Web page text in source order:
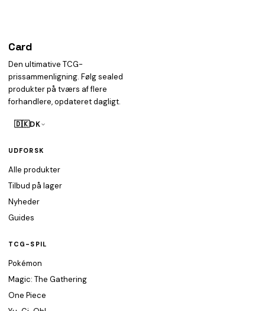
Card
Den ultimative TCG-
prissammenligning. Følg sealed
produkter på tværs af flere
forhandlere, opdateret dagligt.
🇩🇰DK
UDFORSK
Alle produkter
Tilbud på lager
Nyheder
Guides
TCG-SPIL
Pokémon
Magic: The Gathering
One Piece